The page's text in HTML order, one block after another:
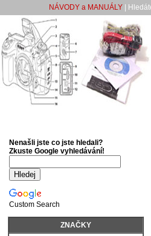
NÁVODY a MANUÁLY|
Nenašli jste co jste hledali?
Zkuste Google vyhledávání!
Custom Search
ZNAČKY